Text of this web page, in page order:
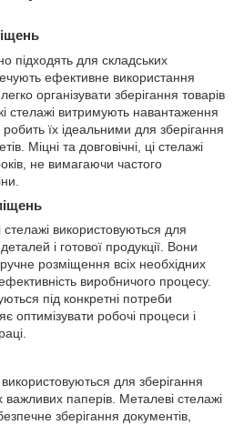
підходять для складських
ефективне використання
організувати зберігання товарів
стелажі витримують навантаження
їх ідеальними для зберігання
Міцні та довговічні, ці стелажі
не вимагаючи частого
використовуються для
і готової продукції. Вони
розміщення всіх необхідних
виробничого процесу.
під конкретні потреби
оптимізувати робочі процеси і
використовуються для зберігання
важливих паперів. Металеві стелажі
зберігання документів,